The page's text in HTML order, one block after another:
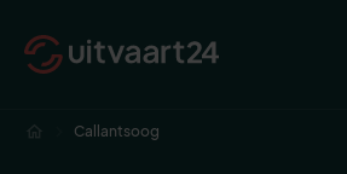
Callantsoog